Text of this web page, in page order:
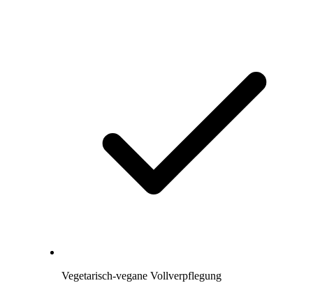
Vegetarisch-vegane Vollverpflegung